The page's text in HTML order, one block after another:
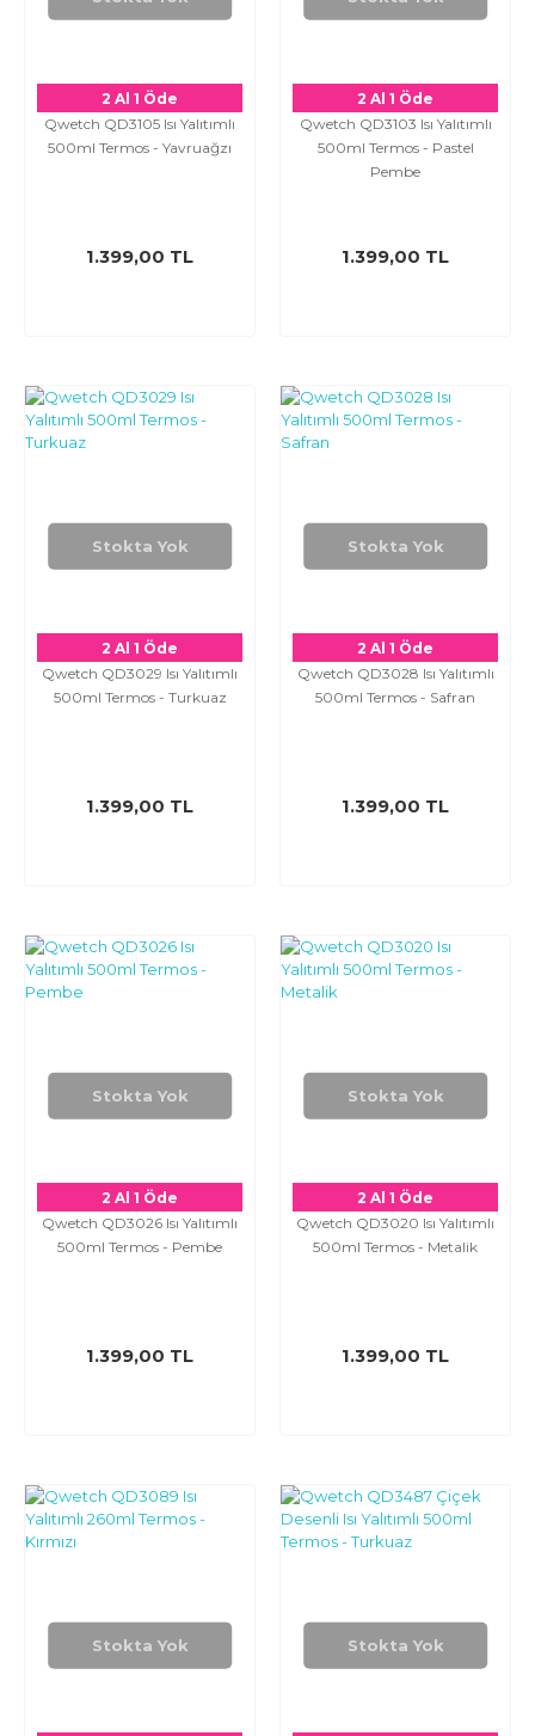
2 Al 1 Öde
Qwetch QD3105 Isı Yalıtımlı
500ml Termos - Yavruağzı
1.399,00 TL
2 Al 1 Öde
Qwetch QD3103 Isı Yalıtımlı
500ml Termos - Pastel
Pembe
1.399,00 TL
Stokta Yok
2 Al 1 Öde
Qwetch QD3029 Isı Yalıtımlı
500ml Termos - Turkuaz
1.399,00 TL
Stokta Yok
2 Al 1 Öde
Qwetch QD3028 Isı Yalıtımlı
500ml Termos - Safran
1.399,00 TL
Stokta Yok
2 Al 1 Öde
Qwetch QD3026 Isı Yalıtımlı
500ml Termos - Pembe
1.399,00 TL
Stokta Yok
2 Al 1 Öde
Qwetch QD3020 Isı Yalıtımlı
500ml Termos - Metalik
1.399,00 TL
Stokta Yok Stokta Yok